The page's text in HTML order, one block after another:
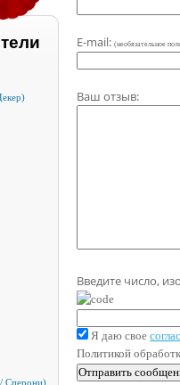
Сперони)
E-mail: (необязательное
Ваш отзыв:
Введите число,
Я даю свое
Политикой